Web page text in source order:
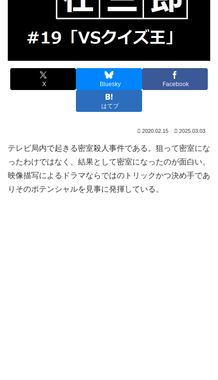
X Bluesky Facebook
はてブ
2020.02.15 2025.03.03
テレビ局内で起きる密室殺人事件である。狙って密室にな
ったわけではなく、結果として密室になったのが面白い。
映像描写によるドラマならではのトリックかつ決め手であ
りそのポテンシャルを見事に発揮している。